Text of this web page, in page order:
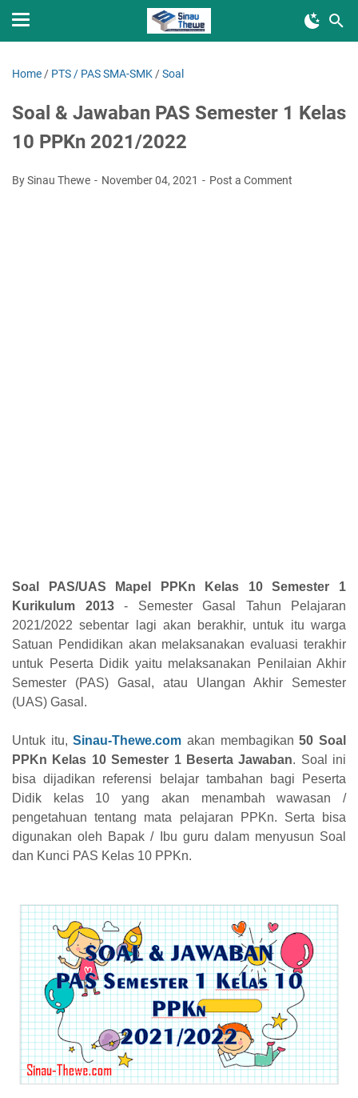
Home / PTS / PAS SMA-SMK /Soal
Soal & Jawaban PAS Semester 1 Kelas
10 PPKn 2021/2022
By Sinau Thewe November 04, 2021 Post a Comment
Soal PAS/UAS Mapel PPKn Kelas 10 Semester 1
Kurikulum 2013- Semester Gasal Tahun Pelajaran
2021/2022 sebentar lagi akan berakhir, untuk itu warga
Satuan Pendidikan akan melaksanakan evaluasi terakhir
untuk Peserta Didik yaitu melaksanakan Penilaian Akhir
Semester (PAS) Gasal, atau Ulangan Akhir Semester
(UAS) Gasal.
Untuk itu,Sinau-Thewe.com akan membagikan50 Soal
PPKn Kelas 10 Semester 1 Beserta Jawaban. Soal ini
bisa dijadikan referensi belajar tambahan bagi Peserta
Didik kelas 10 yang akan menambah wawasan /
pengetahuan tentang mata pelajaran PPKn. Serta bisa
digunakan oleh Bapak / Ibu guru dalam menyusun Soal
dan Kunci PAS Kelas 10 PPKn.